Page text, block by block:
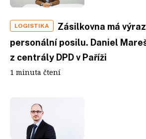
LOGISTIKA
Zásilkovna má
personální posilu. Daniel
z centrály DPD v Paříži
1 minuta čtení